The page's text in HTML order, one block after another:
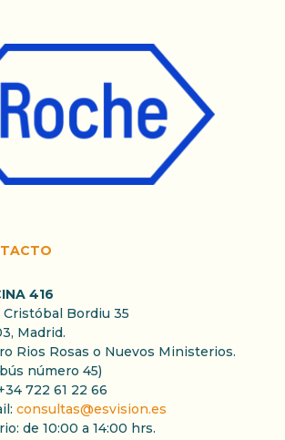
416
Cristóbal Bordiu 35
Madrid.
Rios Rosas o Nuevos Ministerios.
número 45)
722 61 22 66
consultas@esvision.es
de 10:00 a 14:00 hrs.